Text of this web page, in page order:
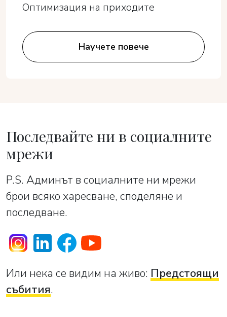
Оптимизация на приходите
Научете повече
Последвайте ни в социалните
мрежи
P.S. Админът в социалните ни мрежи
брои всяко харесване, споделяне и
последване.
Или нека се видим на живо: Предстоящи
събития.